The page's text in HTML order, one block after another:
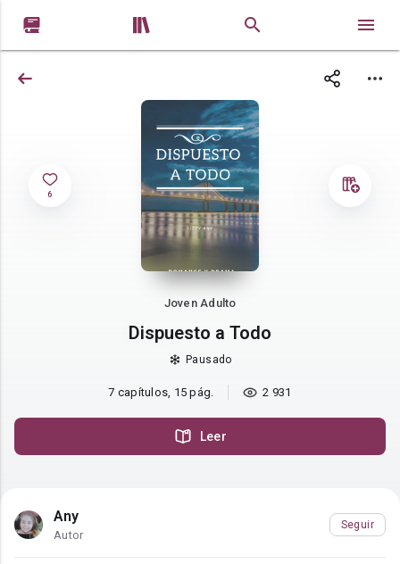
 
6
Joven Adulto
Dispuesto a Todo
Pausado
7 capítulos, 15 pág. 2 931
Leer
Any
Autor
Seguir